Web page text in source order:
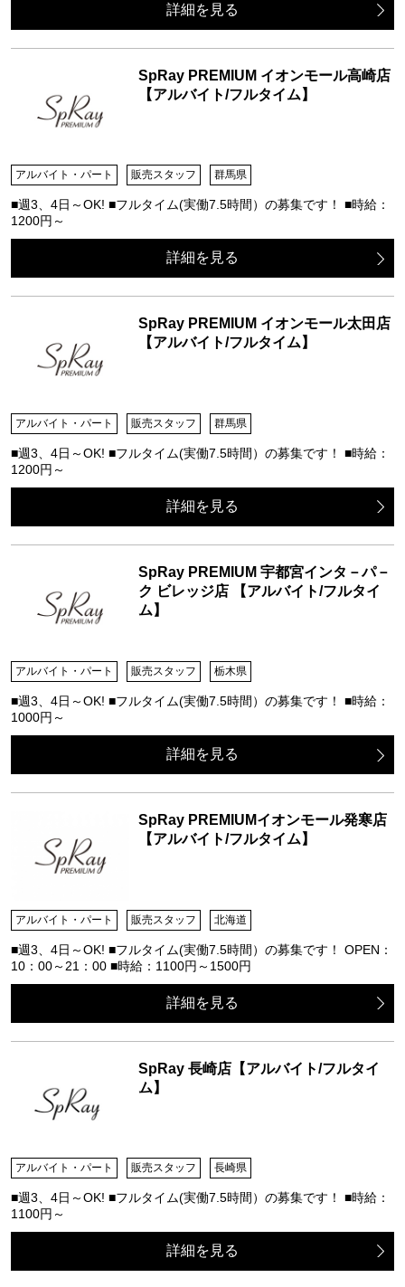
詳細を見る
SpRay PREMIUM イオンモール高崎店
【アルバイト/フルタイム】
アルバイト・パート 販売スタッフ 群馬県
■週3、4日～OK! ■フルタイム(実働7.5時間）の募集です！ ■時給：
1200円～
詳細を見る
SpRay PREMIUM イオンモール太田店
【アルバイト/フルタイム】
アルバイト・パート 販売スタッフ 群馬県
■週3、4日～OK! ■フルタイム(実働7.5時間）の募集です！ ■時給：
1200円～
詳細を見る
SpRay PREMIUM 宇都宮インタ－パ－
ク ビレッジ店 【アルバイト/フルタイ
ム】
アルバイト・パート 販売スタッフ 栃木県
■週3、4日～OK! ■フルタイム(実働7.5時間）の募集です！ ■時給：
1000円～
詳細を見る
SpRay PREMIUMイオンモール発寒店
【アルバイト/フルタイム】
アルバイト・パート 販売スタッフ 北海道
■週3、4日～OK! ■フルタイム(実働7.5時間）の募集です！ OPEN：
10：00～21：00 ■時給：1100円～1500円
詳細を見る
SpRay 長崎店【アルバイト/フルタイ
ム】
アルバイト・パート 販売スタッフ 長崎県
■週3、4日～OK! ■フルタイム(実働7.5時間）の募集です！ ■時給：
1100円～
詳細を見る